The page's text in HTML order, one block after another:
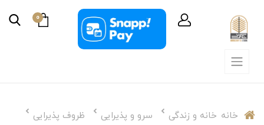
0
خانه خانه و زندگی سرو و پذیرایی
ظروف پذیرایی